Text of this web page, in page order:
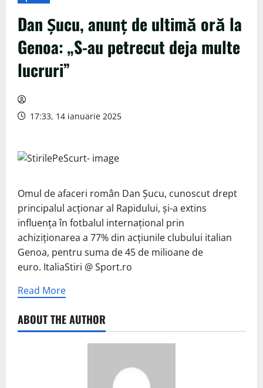
Dan Şucu, anunț de ultimă oră la
Genoa: „S-au petrecut deja multe
lucruri”
17:33, 14 ianuarie 2025
Omul de afaceri român Dan Șucu, cunoscut drept
principalul acționar al Rapidului, și-a extins
influența în fotbalul internațional prin
achiziționarea a 77% din acțiunile clubului italian
Genoa, pentru suma de 45 de milioane de
euro. ItaliaStiri @ Sport.ro
Read More
ABOUT THE AUTHOR